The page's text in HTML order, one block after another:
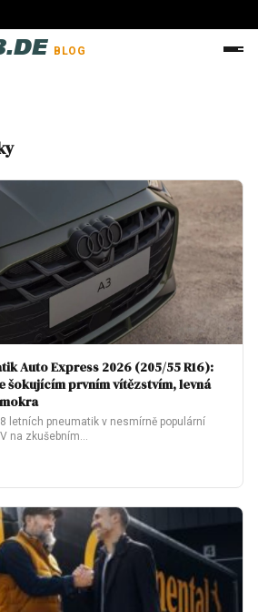
BLOG
Auto Express 2026 (205/55 R16):
šokujícím prvním vítězstvím, levná
letních pneumatik v nesmírně populární
na zkušebním…